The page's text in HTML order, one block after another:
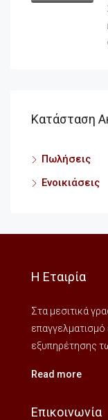
Κατάσταση
Πωλήσεις
Ενοικιάσεις
Η Εταιρία
Στα μεσιτικά
εξυπηρέτησης
Read more
Επικοινωνία